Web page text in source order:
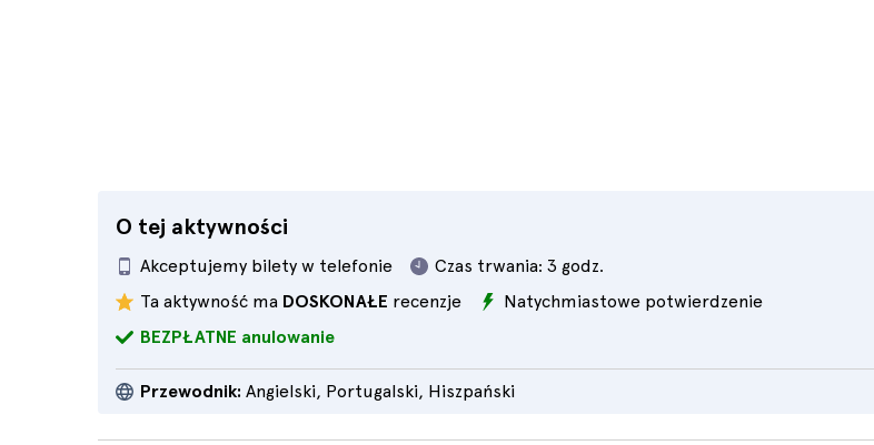
O tej aktywności
Akceptujemy bilety w telefonie Czas trwania: 3 godz.
Ta aktywność ma DOSKONAŁE recenzje
Natychmiastowe potwierdzenie
BEZPŁATNE anulowanie
Przewodnik: Angielski, Portugalski, Hiszpański